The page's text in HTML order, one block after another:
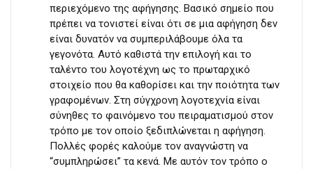
περιεχόμενο της αφήγησης. Βασικό σημείο που
πρέπει να τονιστεί είναι ότι σε μια αφήγηση δεν
είναι δυνατόν να συμπεριλάβουμε όλα τα
γεγονότα. Αυτό καθιστά την επιλογή και το
ταλέντο του λογοτέχνη ως το πρωταρχικό
στοιχείο που θα καθορίσει και την ποιότητα των
γραφομένων. Στη σύγχρονη λογοτεχνία είναι
σύνηθες το φαινόμενο του πειραματισμού στον
τρόπο με τον οποίο ξεδιπλώνεται η αφήγηση.
Πολλές φορές καλούμε τον αναγνώστη να
“συμπληρώσει” τα κενά. Με αυτόν τον τρόπο ο